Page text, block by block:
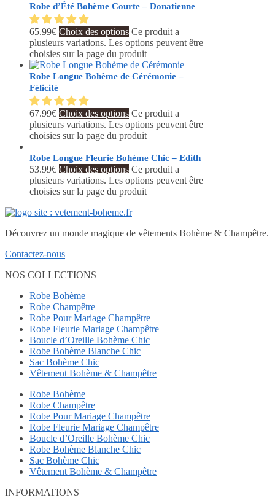
Robe d’Été Bohème Courte – Donatienne
65.99€ Choix des options Ce produit a
plusieurs variations. Les options peuvent être
choisies sur la page du produit
Robe Longue Bohème de Cérémonie –
Félicité
67.99€ Choix des options Ce produit a
plusieurs variations. Les options peuvent être
choisies sur la page du produit
Robe Longue Fleurie Bohème Chic – Edith
53.99€ Choix des options Ce produit a
plusieurs variations. Les options peuvent être
choisies sur la page du produit
Découvrez un monde magique de vêtements Bohème & Champêtre.
Contactez-nous
NOS COLLECTIONS
Robe Bohème
Robe Champêtre
Robe Pour Mariage Champêtre
Robe Fleurie Mariage Champêtre
Boucle d’Oreille Bohème Chic
Robe Bohème Blanche Chic
Sac Bohème Chic
Vêtement Bohème & Champêtre
Robe Bohème
Robe Champêtre
Robe Pour Mariage Champêtre
Robe Fleurie Mariage Champêtre
Boucle d’Oreille Bohème Chic
Robe Bohème Blanche Chic
Sac Bohème Chic
Vêtement Bohème & Champêtre
INFORMATIONS